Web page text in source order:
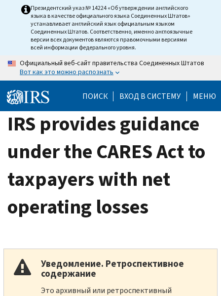
Президентский указ № 14224 «Об утверждении английского
языка в качестве официального языка Соединенных Штатов»
устанавливает английский язык официальным языком
Соединенных Штатов. Соответственно, именно англоязычные
версии всех документов являются правомочными версиями
всей информации федерального уровня.
Официальный веб-сайт правительства Соединенных Штатов
Вот как это можно распознать
ПОИСК ВХОД В СИСТЕМУ МЕНЮ
IRS provides guidance
under the CARES Act to
taxpayers with net
operating losses
Уведомление. Ретроспективное
содержание
Это архивный или ретроспективный